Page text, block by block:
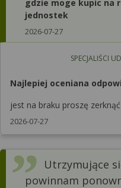
gdzie moge kupic na
jednostek
2026-07-27
SPECJALIŚCI
Najlepiej oceniana
jest na braku proszę
2026-07-27
Utrzymujące
powinnam